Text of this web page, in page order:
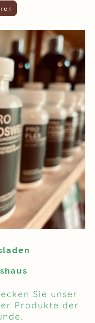
Sie unser
Produkte der